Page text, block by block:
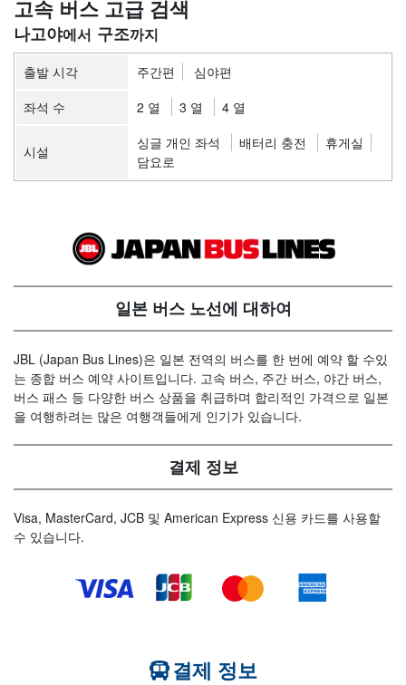
고속 버스 고급 검색
나고야 구조
출발 시각 주간편
심야편
좌석 수
2 열 3 열 4 열
시설 싱글 개인 좌석 배터리 충전
휴게실
담요로
일본 버스 노선에 대하여
JBL (Japan Bus Lines)은 일본 전역의 버스를 한 번에 예약 할 수있
는 종합 버스 예약 사이트입니다. 고속 버스, 주간 버스, 야간 버스,
버스 패스 등 다양한 버스 상품을 취급하며 합리적인 가격으로 일본
을 여행하려는 많은 여행객들에게 인기가 있습니다.
결제 정보
Visa, MasterCard, JCB 및 American Express 신용 카드를 사용할
수 있습니다.
결제 정보